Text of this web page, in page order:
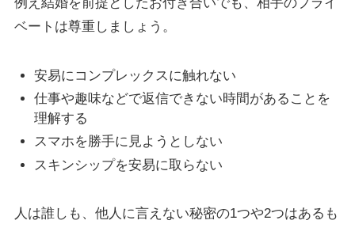
ベートは尊重しましょう。
安易にコンプレックスに触れない
仕事や趣味などで返信できない時間があることを
理解する
スマホを勝手に見ようとしない
スキンシップを安易に取らない
人は誰しも、他人に言えない秘密の1つや2つはあるも